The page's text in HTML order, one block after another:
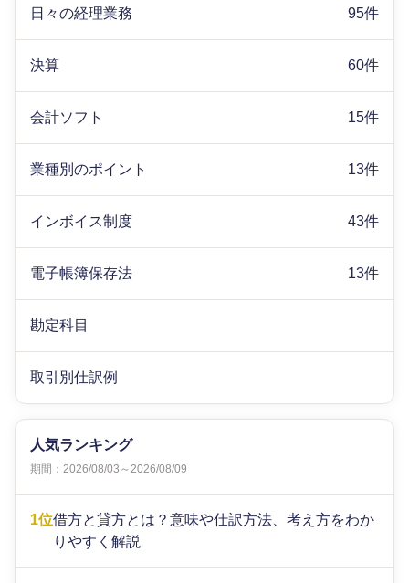
日々の経理業務 95件
決算 60件
会計ソフト 15件
業種別のポイント 13件
インボイス制度 43件
電子帳簿保存法 13件
勘定科目
取引別仕訳例
人気ランキング
期間：2026/08/03～2026/08/09
1位借方と貸方とは？意味や仕訳方法、考え方をわか
りやすく解説